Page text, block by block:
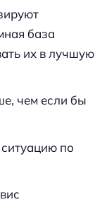
база
их в лучшую
чем если бы
по